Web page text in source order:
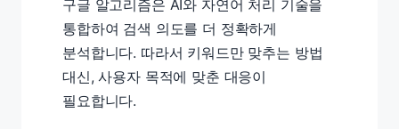
구글 알고리즘은 AI와 자연어 처리 기술을
통합하여 검색 의도를 더 정확하게
분석합니다. 따라서 키워드만 맞추는 방법
대신, 사용자 목적에 맞춘 대응이
필요합니다.